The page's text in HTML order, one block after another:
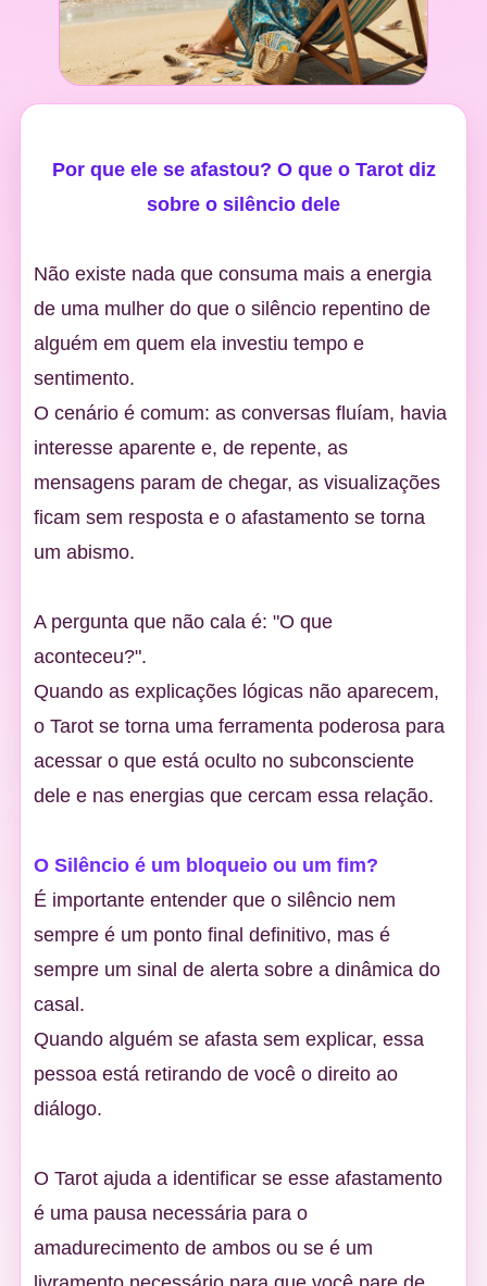
Por que ele se afastou? O que o Tarot diz
sobre o silêncio dele
Não existe nada que consuma mais a energia
de uma mulher do que o silêncio repentino de
alguém em quem ela investiu tempo e
sentimento.
O cenário é comum: as conversas fluíam, havia
interesse aparente e, de repente, as
mensagens param de chegar, as visualizações
ficam sem resposta e o afastamento se torna
um abismo.
A pergunta que não cala é: "O que
aconteceu?".
Quando as explicações lógicas não aparecem,
o Tarot se torna uma ferramenta poderosa para
acessar o que está oculto no subconsciente
dele e nas energias que cercam essa relação.
O Silêncio é um bloqueio ou um fim?
É importante entender que o silêncio nem
sempre é um ponto final definitivo, mas é
sempre um sinal de alerta sobre a dinâmica do
casal.
Quando alguém se afasta sem explicar, essa
pessoa está retirando de você o direito ao
diálogo.
O Tarot ajuda a identificar se esse afastamento
é uma pausa necessária para o
amadurecimento de ambos ou se é um